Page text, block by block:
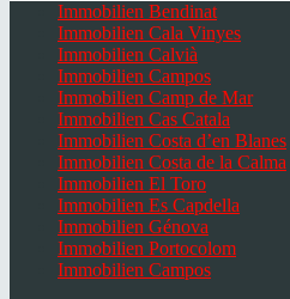
Immobilien Bendinat
Immobilien Cala Vinyes
Immobilien Calvià
Immobilien Campos
Immobilien Camp de Mar
Immobilien Cas Catala
Immobilien Costa d’en Blanes
Immobilien Costa de la Calma
Immobilien El Toro
Immobilien Es Capdella
Immobilien Génova
Immobilien Portocolom
Immobilien Campos